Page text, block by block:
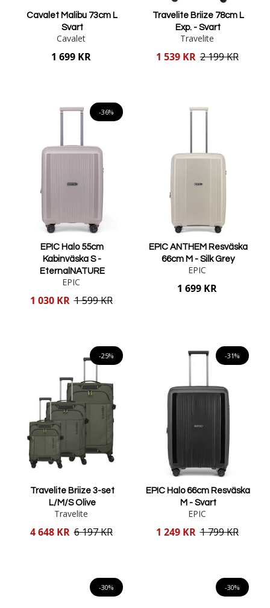
Cavalet Malibu 73cm L
Svart
Cavalet
1 699 KR
Travelite Briize 78cm L
Exp. - Svart
Travelite
Reducerat
1 539 KR 2 199 KR
-36%
EPIC Halo 55cm
Kabinväska S -
EternalNATURE
EPIC
Reducerat
1 030 KR 1 599 KR
EPIC ANTHEM Resväska
66cm M - Silk Grey
EPIC
1 699 KR
-25%
Travelite Briize 3-set
L/M/S Olive
Travelite
Reducerat
4 648 KR 6 197 KR
-31%
EPIC Halo 66cm Resväska
M - Svart
EPIC
Reducerat
1 249 KR 1 799 KR
-30% -30%